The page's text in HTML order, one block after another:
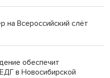
на Всероссийский слёт
обеспечит
в Новосибирской